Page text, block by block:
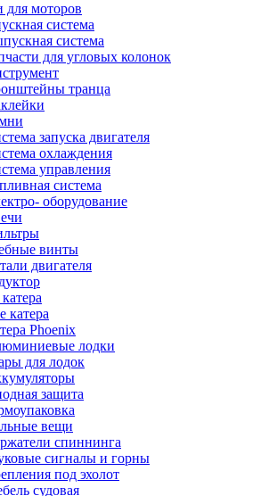
для моторов
система
система
для угловых колонок
транца
запуска двигателя
охлаждения
управления
система
оборудование
винты
двигателя
катера
Phoenix
лодки
для лодок
защита
вещи
спиннинга
сигналы и горны
под эхолот
судовая